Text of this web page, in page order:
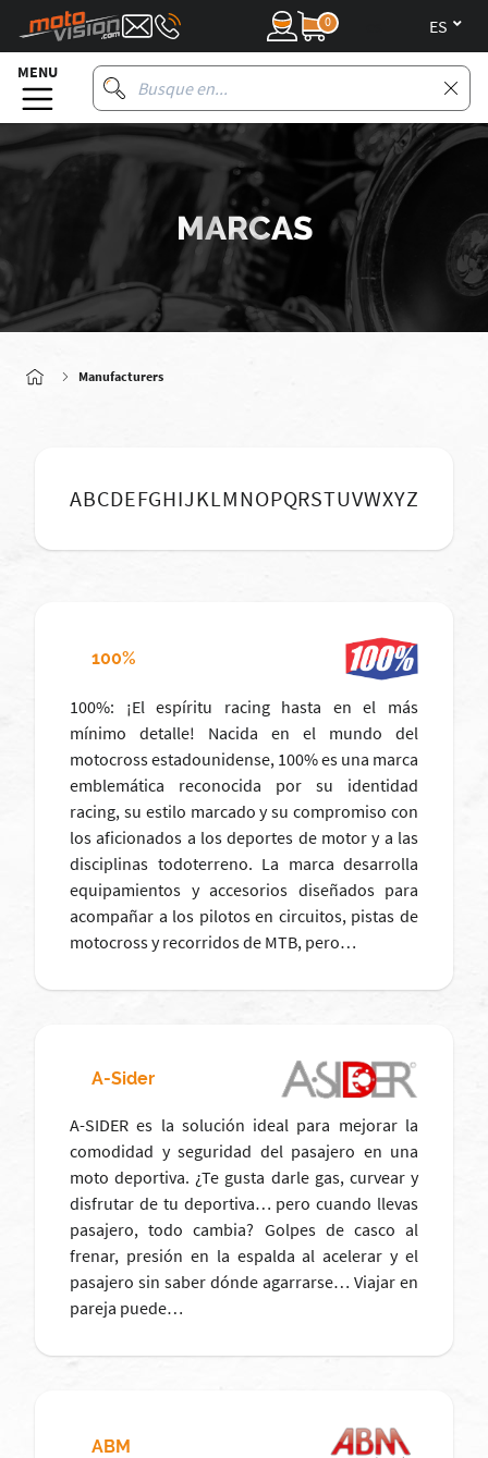
0
MENU
MARCAS
Manufacturers
ABCDEFGHIJKLMNOPQRSTUVWXYZ
100%
100%: ¡El espíritu racing hasta en el más
mínimo detalle! Nacida en el mundo del
motocross estadounidense, 100% es una marca
emblemática reconocida por su identidad
racing, su estilo marcado y su compromiso con
los aficionados a los deportes de motor y a las
disciplinas todoterreno. La marca desarrolla
equipamientos y accesorios diseñados para
acompañar a los pilotos en circuitos, pistas de
motocross y recorridos de MTB, pero…
A-Sider
A-SIDER es la solución ideal para mejorar la
comodidad y seguridad del pasajero en una
moto deportiva. ¿Te gusta darle gas, curvear y
disfrutar de tu deportiva… pero cuando llevas
pasajero, todo cambia? Golpes de casco al
frenar, presión en la espalda al acelerar y el
pasajero sin saber dónde agarrarse… Viajar en
pareja puede…
ABM